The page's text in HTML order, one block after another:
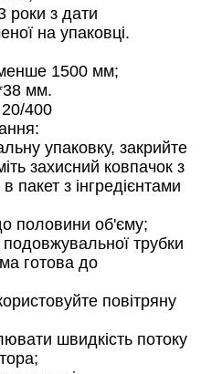
роки з дати
на упаковці.
1500 мм;
мм.
400
упаковку, закрийте
захисний ковпачок з
пакет з інгредієнтами
половини об'єму;
подовжувальної трубки
готова до
повітряну
швидкість потоку